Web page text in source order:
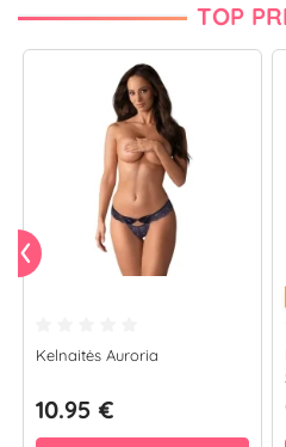
TOP
Kelnaitės Auroria
10.95 €